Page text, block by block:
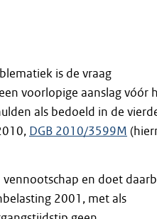
is de vraag
voorlopige aanslag vóór
als bedoeld in de
DGB 2010/3599M
en doet
2001, met als